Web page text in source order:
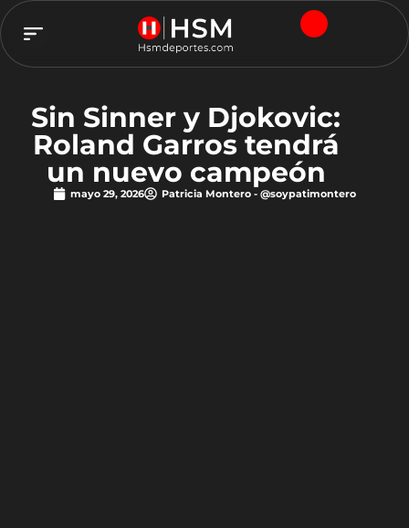
Sin Sinner y Djokovic:
Roland Garros tendrá
un nuevo campeón
mayo 29, 2026 Patricia Montero - @soypatimontero